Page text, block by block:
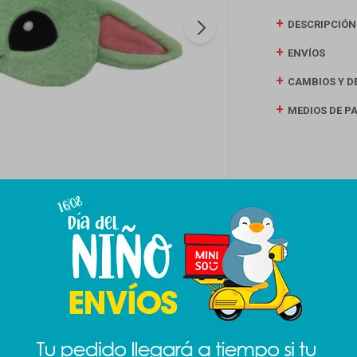
DESCRIPCIÓN
ENVÍOS
CAMBIOS Y
MEDIOS DE
Productos que te pueden interesar